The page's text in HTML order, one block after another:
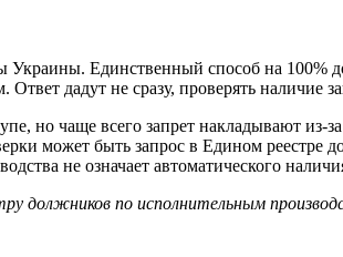
Единственный способ на 100%
дадут не сразу, проверять наличие
но чаще всего запрет накладывают из-
может быть запрос в Едином реестре
не означает автоматического
должников по исполнительным